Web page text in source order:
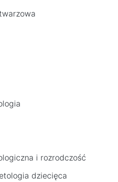
i rozrodczość
dziecięca